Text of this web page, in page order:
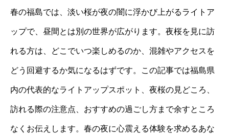
春の福島では、淡い桜が夜の闇に浮かび上がるライトア
ップで、昼間とは別の世界が広がります。夜桜を見に訪
れる方は、どこでいつ楽しめるのか、混雑やアクセスを
どう回避するか気になるはずです。この記事では福島県
内の代表的なライトアップスポット、夜桜の見どころ、
訪れる際の注意点、おすすめの過ごし方まで余すところ
なくお伝えします。春の夜に心震える体験を求めるあな